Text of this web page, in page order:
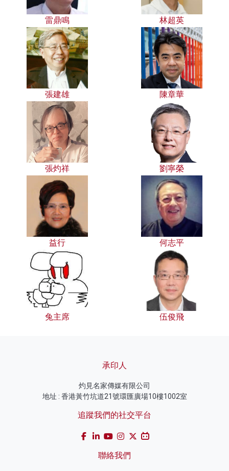
雷鼎鳴 林超英
張建雄 陳章華
張灼祥 劉寧榮
益行 何志平
兔主席 伍俊飛
承印人
灼見名家傳媒有限公司
地址 : 香港黃竹坑道21號環匯廣場10樓1002室
追蹤我們的社交平台
聯絡我們